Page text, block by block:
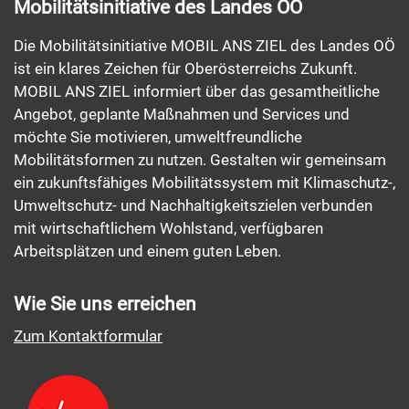
Mobilitätsinitiative des Landes OÖ
Die Mobilitätsinitiative MOBIL ANS ZIEL des Landes OÖ
ist ein klares Zeichen für Oberösterreichs Zukunft.
MOBIL ANS ZIEL informiert über das gesamtheitliche
Angebot, geplante Maßnahmen und Services und
möchte Sie motivieren, umweltfreundliche
Mobilitätsformen zu nutzen. Gestalten wir gemeinsam
ein zukunftsfähiges Mobilitätssystem mit Klimaschutz-,
Umweltschutz- und Nachhaltigkeitszielen verbunden
mit wirtschaftlichem Wohlstand, verfügbaren
Arbeitsplätzen und einem guten Leben.
Wie Sie uns erreichen
Zum Kontaktformular